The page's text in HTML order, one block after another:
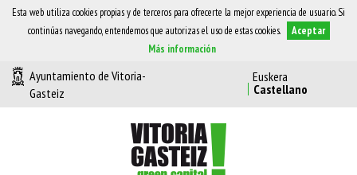
Esta web utiliza cookies propias y de terceros para ofrecerte la mejor experiencia de usuario. Si
continúas navegando, entendemos que autorizas el uso de estas cookies.
Aceptar
Más información
Ayuntamiento de Vitoria-
Gasteiz